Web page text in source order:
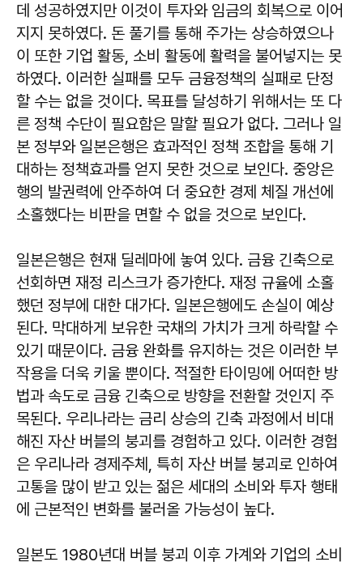
데 성공하였지만 이것이 투자와 임금의 회복으로 이어
지지 못하였다. 돈 풀기를 통해 주가는 상승하였으나
이 또한 기업 활동, 소비 활동에 활력을 불어넣지는 못
하였다. 이러한 실패를 모두 금융정책의 실패로 단정
할 수는 없을 것이다. 목표를 달성하기 위해서는 또 다
른 정책 수단이 필요함은 말할 필요가 없다. 그러나 일
본 정부와 일본은행은 효과적인 정책 조합을 통해 기
대하는 정책효과를 얻지 못한 것으로 보인다. 중앙은
행의 발권력에 안주하여 더 중요한 경제 체질 개선에
소홀했다는 비판을 면할 수 없을 것으로 보인다.
일본은행은 현재 딜레마에 놓여 있다. 금융 긴축으로
선회하면 재정 리스크가 증가한다. 재정 규율에 소홀
했던 정부에 대한 대가다. 일본은행에도 손실이 예상
된다. 막대하게 보유한 국채의 가치가 크게 하락할 수
있기 때문이다. 금융 완화를 유지하는 것은 이러한 부
작용을 더욱 키울 뿐이다. 적절한 타이밍에 어떠한 방
법과 속도로 금융 긴축으로 방향을 전환할 것인지 주
목된다. 우리나라는 금리 상승의 긴축 과정에서 비대
해진 자산 버블의 붕괴를 경험하고 있다. 이러한 경험
은 우리나라 경제주체, 특히 자산 버블 붕괴로 인하여
고통을 많이 받고 있는 젊은 세대의 소비와 투자 행태
에 근본적인 변화를 불러올 가능성이 높다.
일본도 1980년대 버블 붕괴 이후 가계와 기업의 소비